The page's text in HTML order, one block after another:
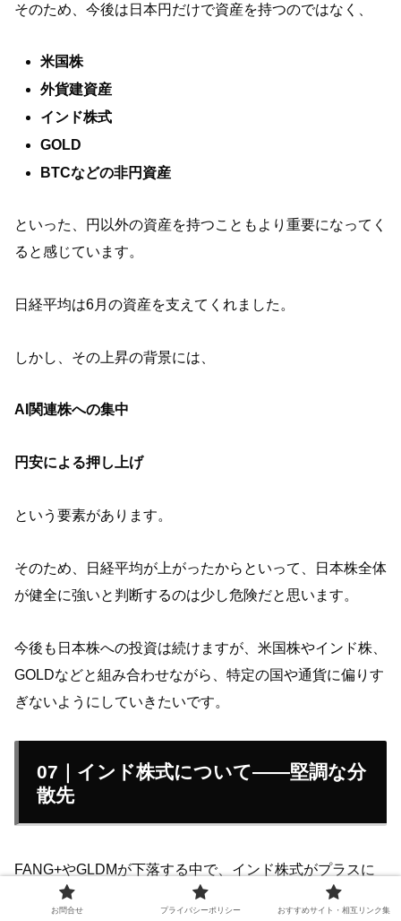
そのため、今後は日本円だけで資産を持つのではなく、
米国株
外貨建資産
インド株式
GOLD
BTCなどの非円資産
といった、円以外の資産を持つこともより重要になってく
ると感じています。
日経平均は6月の資産を支えてくれました。
しかし、その上昇の背景には、
AI関連株への集中
円安による押し上げ
という要素があります。
そのため、日経平均が上がったからといって、日本株全体
が健全に強いと判断するのは少し危険だと思います。
今後も日本株への投資は続けますが、米国株やインド株、
GOLDなどと組み合わせながら、特定の国や通貨に偏りす
ぎないようにしていきたいです。
07｜インド株式について——堅調な分
散先
FANG+やGLDMが下落する中で、インド株式がプラスに
なったことは、ポートフォリオ全体の下支えとして非常に
お問合せ プライバシーポリシー おすすめサイト・相互リンク集